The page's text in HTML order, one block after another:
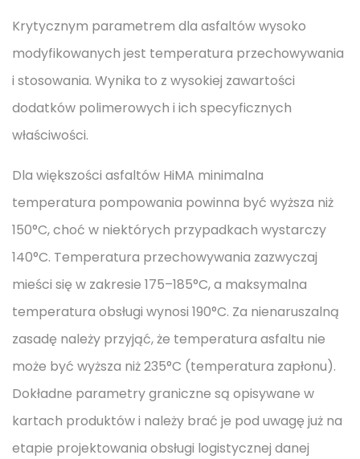
Krytycznym parametrem dla asfaltów wysoko
modyfikowanych jest temperatura przechowywania
i stosowania. Wynika to z wysokiej zawartości
dodatków polimerowych i ich specyficznych
właściwości.
Dla większości asfaltów HiMA minimalna
temperatura pompowania powinna być wyższa niż
150°C, choć w niektórych przypadkach wystarczy
140°C. Temperatura przechowywania zazwyczaj
mieści się w zakresie 175–185°C, a maksymalna
temperatura obsługi wynosi 190°C. Za nienaruszalną
zasadę należy przyjąć, że temperatura asfaltu nie
może być wyższa niż 235°C (temperatura zapłonu).
Dokładne parametry graniczne są opisywane w
kartach produktów i należy brać je pod uwagę już na
etapie projektowania obsługi logistycznej danej